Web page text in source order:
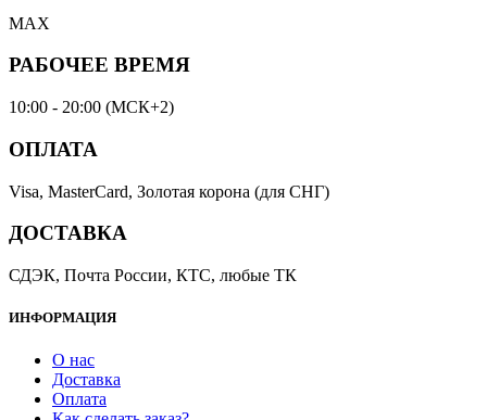
MAX
РАБОЧЕЕ ВРЕМЯ
10:00 - 20:00 (МСК+2)
ОПЛАТА
Visa, MasterCard, Золотая корона (для СНГ)
ДОСТАВКА
СДЭК, Почта России, КТС, любые ТК
ИНФОРМАЦИЯ
О нас
Доставка
Оплата